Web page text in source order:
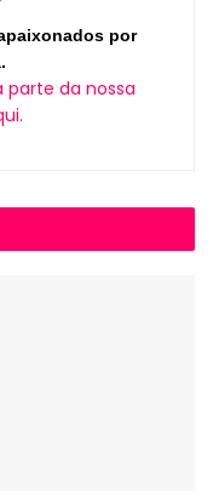
por
parte da nossa